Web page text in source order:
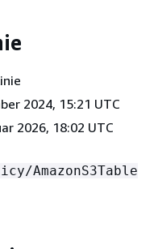
2024, 15:21 UTC
2026, 18:02 UTC
AmazonS3Table